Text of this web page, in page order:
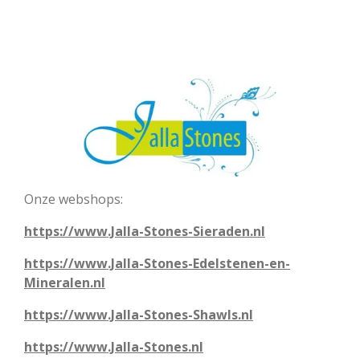
Onze webshops:
https://www.Jalla-Stones-Sieraden.nl
https://www.Jalla-Stones-Edelstenen-en-
Mineralen.nl
https://www.Jalla-Stones-Shawls.nl
https://www.Jalla-Stones.nl